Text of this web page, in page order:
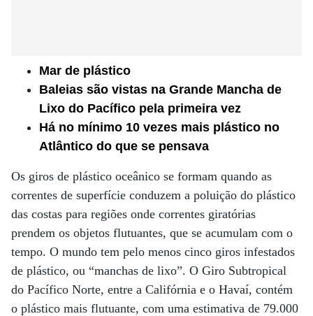
Mar de plástico
Baleias são vistas na Grande Mancha de
Lixo do Pacífico pela primeira vez
Há no mínimo 10 vezes mais plástico no
Atlântico do que se pensava
Os giros de plástico oceânico se formam quando as
correntes de superfície conduzem a poluição do plástico
das costas para regiões onde correntes giratórias
prendem os objetos flutuantes, que se acumulam com o
tempo. O mundo tem pelo menos cinco giros infestados
de plástico, ou “manchas de lixo”. O Giro Subtropical
do Pacífico Norte, entre a Califórnia e o Havaí, contém
o plástico mais flutuante, com uma estimativa de 79.000